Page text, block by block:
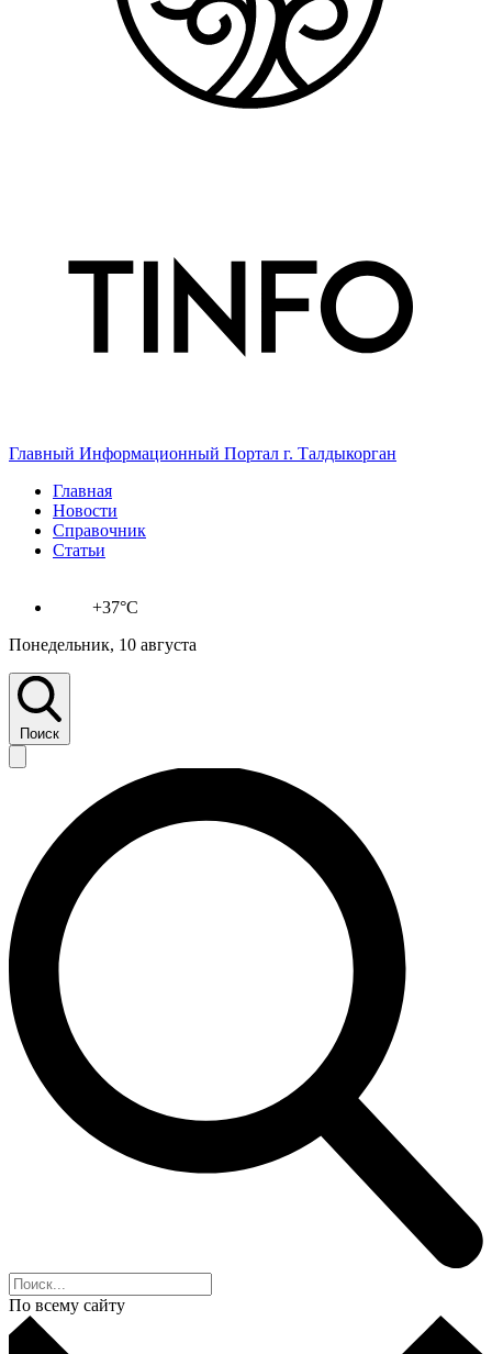
Главный Информационный Портал г. Талдыкорган
Главная
Новости
Справочник
Статьи
+37°C
Понедельник, 10 августа
Поиск
По всему сайту